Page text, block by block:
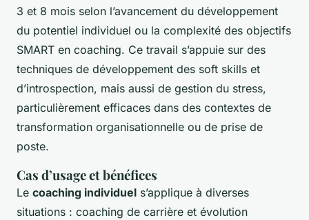
3 et 8 mois selon l’avancement du développement
du potentiel individuel ou la complexité des objectifs
SMART en coaching. Ce travail s’appuie sur des
techniques de développement des soft skills et
d’introspection, mais aussi de gestion du stress,
particulièrement efficaces dans des contextes de
transformation organisationnelle ou de prise de
poste.
Cas d’usage et bénéfices
Le coaching individuel s’applique à diverses
situations : coaching de carrière et évolution